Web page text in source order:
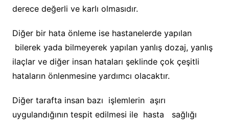
derece değerli ve karlı olmasıdır.
Diğer bir hata önleme ise hastanelerde yapılan
bilerek yada bilmeyerek yapılan yanlış dozaj, yanlış
ilaçlar ve diğer insan hataları şeklinde çok çeşitli
hataların önlenmesine yardımcı olacaktır.
Diğer tarafta insan bazı işlemlerin aşırı
uygulandığının tespit edilmesi ile hasta sağlığı